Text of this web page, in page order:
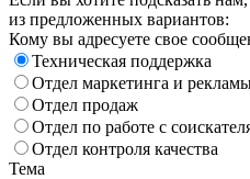
из предложенных вариантов:
Кому вы адресуете свое
Техническая поддержка
Отдел маркетинга и
Отдел продаж
Отдел по работе с
Отдел контроля качества
Тема